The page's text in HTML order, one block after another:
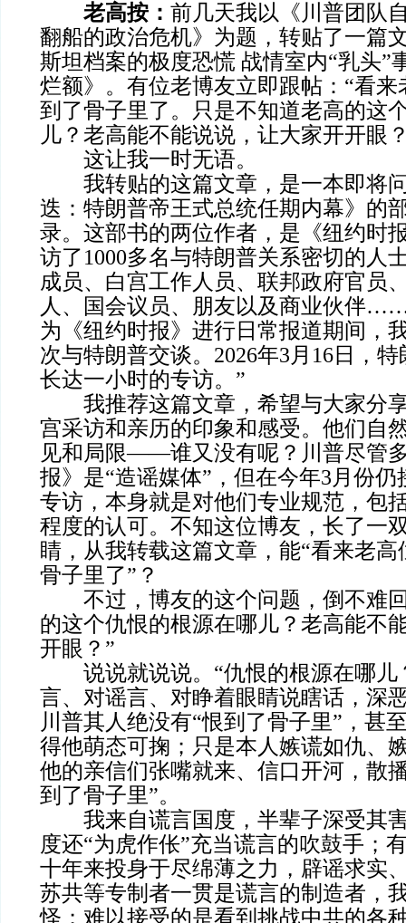
老高按： 前几天我以《川普团队
翻船的政治危机》为题，转贴了一篇
斯坦档案的极度恐慌 战情室内“乳头”
烂额》。有位老博友立即跟帖：“看
到了骨子里了。只是不知道老高的这
儿？老高能不能说说，让大家开开眼
这让我一时无语。
我转贴的这篇文章，是一本即将
迭：特朗普帝王式总统任期内幕》的
录。这部书的两位作者，是《纽约时
访了1000多名与特朗普关系密切的人
成员、白宫工作人员、联邦政府官员
人、国会议员、朋友以及商业伙伴
为《纽约时报》进行日常报道期间，
次与特朗普交谈。2026年3月16日，
长达一小时的专访。”
我推荐这篇文章，希望与大家分
宫采访和亲历的印象和感受。他们自
见和局限——谁又没有呢？川普尽管
报》是“造谣媒体”，但在今年3月份
专访，本身就是对他们专业规范，包
程度的认可。不知这位博友，长了一
睛，从我转载这篇文章，能“看来老
骨子里了”？
不过，博友的这个问题，倒不难回
的这个仇恨的根源在哪儿？老高能不
开眼？”
说说就说说。“仇恨的根源在哪儿
言、对谣言、对睁着眼睛说瞎话，深
川普其人绝没有“恨到了骨子里”，甚
得他萌态可掬；只是本人嫉谎如仇、
他的亲信们张嘴就来、信口开河，散
到了骨子里”。
我来自谎言国度，半辈子深受其
度还“为虎作伥”充当谎言的吹鼓手；
十年来投身于尽绵薄之力，辟谣求实
苏共等专制者一贯是谎言的制造者，
怪；难以接受的是看到挑战中共的各